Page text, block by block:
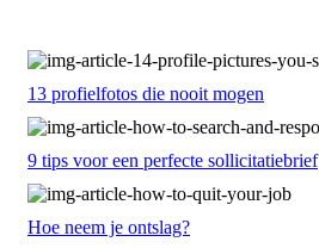
13 profielfotos die nooit mogen
9 tips voor een perfecte sollicitatiebrief
Hoe neem je ontslag?